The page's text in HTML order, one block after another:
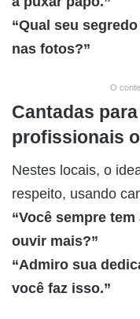
“Qual seu
nas fotos?”
O
Cantadas
profissionais
Nestes locais, o
respeito, usando
“Você sempre
ouvir mais?”
“Admiro sua
você faz isso.”